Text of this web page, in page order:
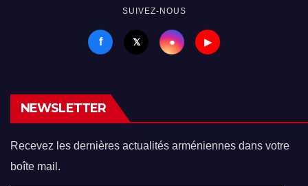
SUIVEZ-NOUS
f 𝕏 ● ▶
NEWSLETTER
Recevez les dernières actualités arméniennes dans votre
boîte mail.